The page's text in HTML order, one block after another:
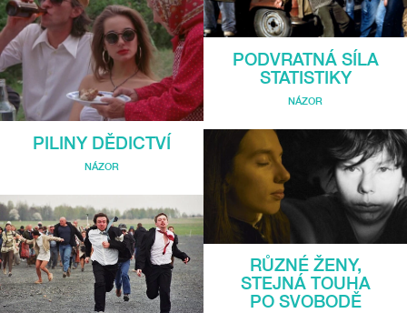
PILINY DĚDICTVÍ
NÁZOR
PODVRATNÁ SÍLA
STATISTIKY
NÁZOR
RŮZNÉ ŽENY,
STEJNÁ TOUHA
PO SVOBODĚ